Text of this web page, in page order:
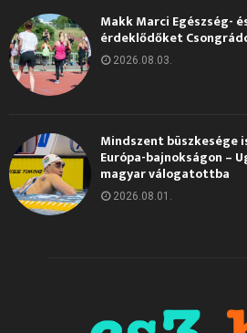
Makk Marci Egészség-
érdeklődőket
2026.08.03.
Mindszent büszkesége
Európa-bajnokságon –
magyar válogatottba
2026.08.01.